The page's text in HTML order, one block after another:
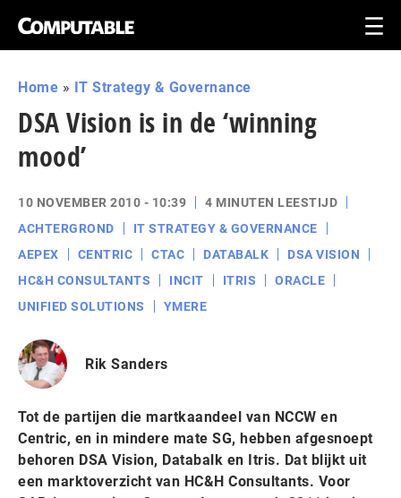
Home » IT Strategy & Governance
DSA Vision is in de ‘winning
mood’
10 NOVEMBER 2010 - 10:39
4 MINUTEN LEESTIJD
ACHTERGROND
IT STRATEGY & GOVERNANCE
AEPEX
CENTRIC CTAC DATABALK
DSA VISION
HC&H CONSULTANTS
INCIT ITRIS
ORACLE
UNIFIED SOLUTIONS
YMERE
Rik Sanders
Tot de partijen die martkaandeel van NCCW en
Centric, en in mindere mate SG, hebben afgesnoept
behoren DSA Vision, Databalk en Itris. Dat blijkt uit
een marktoverzicht van HC&H Consultants. Voor